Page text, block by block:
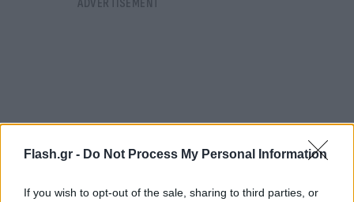
Flash.gr - Do Not Process My Personal Information
If you wish to opt-out of the sale, sharing to third parties, or